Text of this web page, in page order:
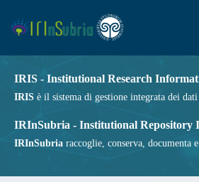
IRIS - Institutional Research
IRIS è il sistema di gestione integrata dei
IRInSubria - Institutional Repository
IRInSubria raccoglie, conserva,